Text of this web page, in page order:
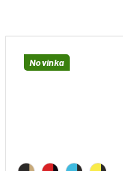
Novinka